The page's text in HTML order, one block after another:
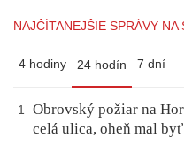
NAJČÍTANEJŠIE SPRÁVY NA
4 hodiny 24 hodín 7 dní
1
Obrovský požiar na
celá ulica, oheň mal